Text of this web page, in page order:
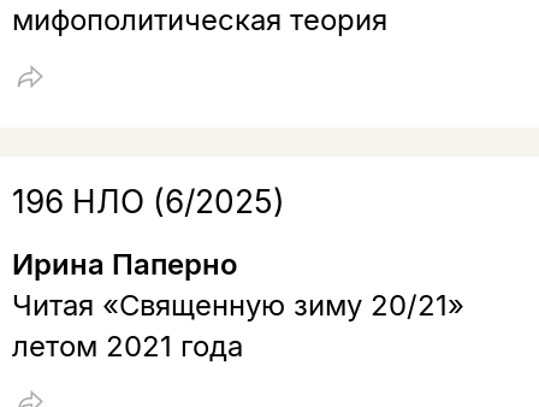
мифополитическая теория
196 НЛО (6/2025)
Ирина Паперно
Читая «Священную зиму 20/21»
летом 2021 года